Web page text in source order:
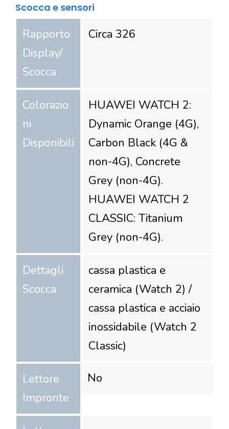
Scocca e sensori
Rapporto
Display/
Scocca
Circa 326
Colorazio
ni
Disponibili
HUAWEI WATCH 2:
Dynamic Orange (4G),
Carbon Black (4G &
non-4G), Concrete
Grey (non-4G).
HUAWEI WATCH 2
CLASSIC: Titanium
Grey (non-4G).
Dettagli
Scocca
cassa plastica e
ceramica (Watch 2) /
cassa plastica e acciaio
inossidabile (Watch 2
Classic)
Lettore
Impronte
No